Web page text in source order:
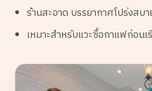
ร้านสะอาด บรรยากาศโปร่งสบ
เหมาะสำหรับแวะซื้อกาแฟก่อนเ